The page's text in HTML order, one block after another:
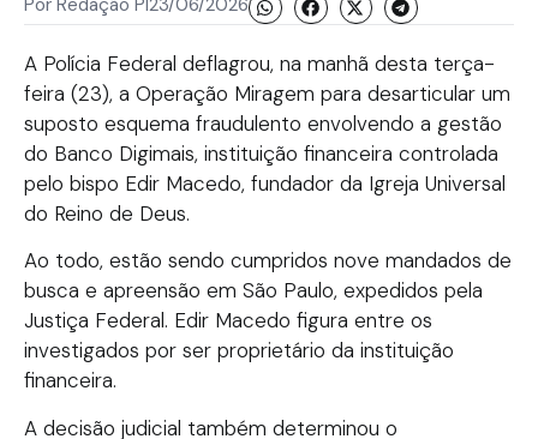
Por Redação PI23/06/2026
A Polícia Federal deflagrou, na manhã desta terça-
feira (23), a Operação Miragem para desarticular um
suposto esquema fraudulento envolvendo a gestão
do Banco Digimais, instituição financeira controlada
pelo bispo Edir Macedo, fundador da Igreja Universal
do Reino de Deus.
Ao todo, estão sendo cumpridos nove mandados de
busca e apreensão em São Paulo, expedidos pela
Justiça Federal. Edir Macedo figura entre os
investigados por ser proprietário da instituição
financeira.
A decisão judicial também determinou o